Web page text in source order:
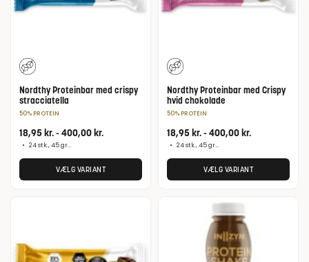
Nordthy Proteinbar med crispy
stracciatella
50% PROTEIN
18,95kr.-400,00kr.
• 24 stk., 45 gram
VÆLG VARIANT
Nordthy Proteinbar med Crispy
hvid chokolade
50% PROTEIN
18,95kr.-400,00kr.
• 24 stk., 45 gram
VÆLG VARIANT